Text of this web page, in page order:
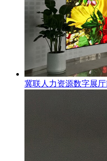
冀联人力资源数字展